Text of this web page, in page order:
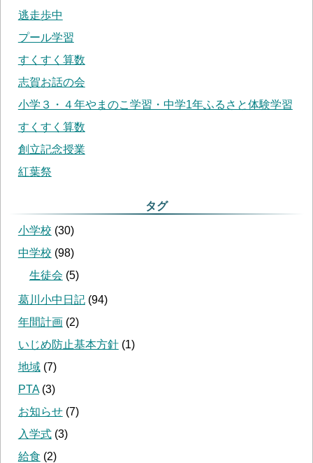
逃走歩中
プール学習
すくすく算数
志賀お話の会
小学３・４年やまのこ学習・中学1年ふるさと体験学習
すくすく算数
創立記念授業
紅葉祭
タグ
小学校 (30)
中学校 (98)
生徒会 (5)
葛川小中日記 (94)
年間計画 (2)
いじめ防止基本方針 (1)
地域 (7)
PTA (3)
お知らせ (7)
入学式 (3)
給食 (2)